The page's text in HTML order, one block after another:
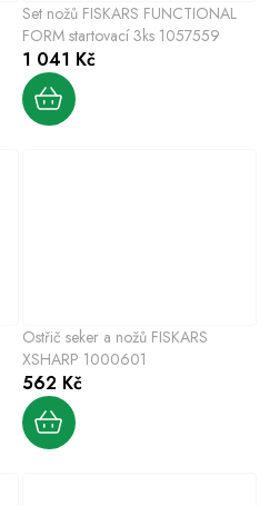
Set nožů FISKARS FUNCTIONAL
FORM startovací 3ks 1057559
1 041 Kč
Ostřič seker a nožů FISKARS
XSHARP 1000601
562 Kč